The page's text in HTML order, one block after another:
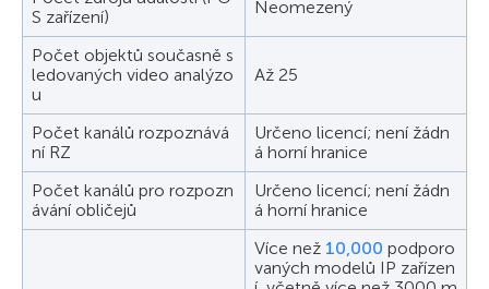
S zařízení)
Neomezený
Počet objektů současně s
ledovaných video analýzo
u
Až 25
Počet kanálů rozpoznává
ní RZ
Určeno licencí; není žádn
á horní hranice
Počet kanálů pro rozpozn
ávání obličejů
Určeno licencí; není žádn
á horní hranice
Více než 10,000 podporo
vaných modelů IP zařízen